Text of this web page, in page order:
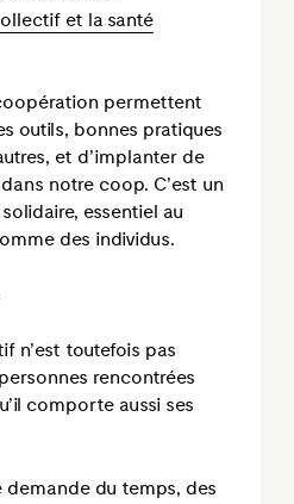
et la santé
permettent
outils, bonnes pratiques
et d’implanter de
notre coop. C’est un
essentiel au
des individus.
n’est toutefois pas
rencontrées
comporte aussi ses
demande du temps, des